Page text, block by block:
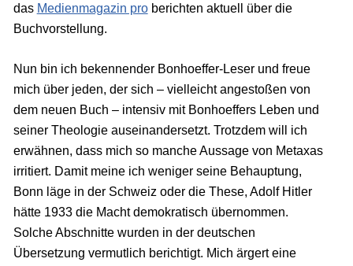
das Medienmagazin proberichten aktuell über die
Buchvorstellung.
Nun bin ich bekennender Bonhoeffer-Leser und freue
mich über jeden, der sich – vielleicht angestoßen von
dem neuen Buch – intensiv mit Bonhoeffers Leben und
seiner Theologie auseinandersetzt. Trotzdem will ich
erwähnen, dass mich so manche Aussage von Metaxas
irritiert. Damit meine ich weniger seine Behauptung,
Bonn läge in der Schweiz oder die These, Adolf Hitler
hätte 1933 die Macht demokratisch übernommen.
Solche Abschnitte wurden in der deutschen
Übersetzung vermutlich berichtigt. Mich ärgert eine